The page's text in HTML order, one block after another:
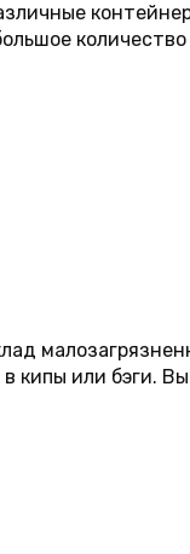
кипы или бэги.